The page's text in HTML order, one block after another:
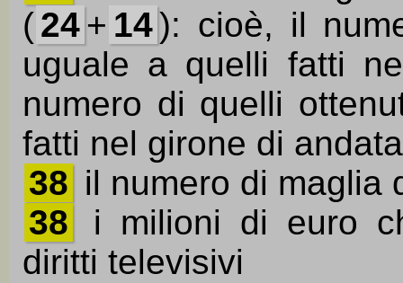
(24 + 14): cioè, il
uguale a quelli fatti
numero di quelli
fatti nel girone di
38 il numero di maglia
38
i milioni di euro
diritti televisivi